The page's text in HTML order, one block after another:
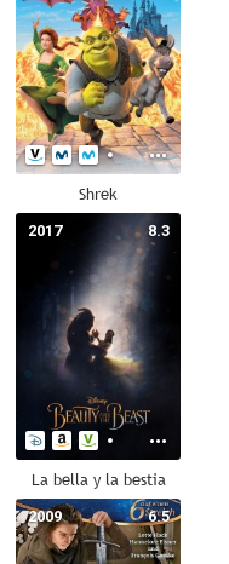
Shrek
8.3
2017
La bella y la bestia
6.5
2009